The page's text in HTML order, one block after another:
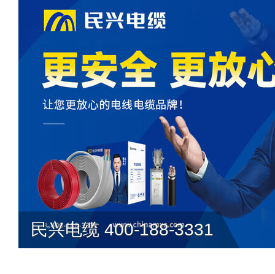
隐私制度： 您的代理信息需要对应
何第三方包括网站本身均不可见和
加密存储加密传送先进技术，确保
障用户信息安全，若有异议您可以
过到品牌官网咨询或者其他方式渠
代理信息如不想被企业再联系您可
了解如何删除>>
提交说明： 快速提交发布>> 查看提
民兴电缆 400-188-3331